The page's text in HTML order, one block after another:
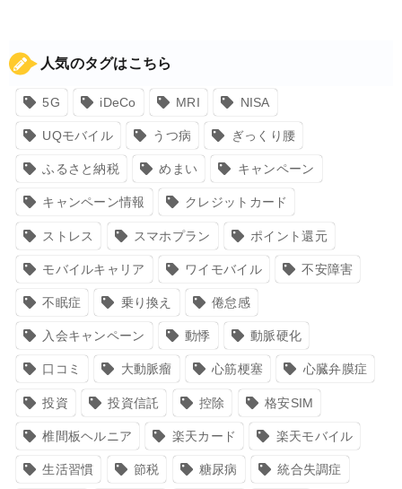
人気のタグはこちら
5G iDeCo MRI NISA
UQモバイル うつ病 ぎっくり腰
ふるさと納税 めまい キャンペーン
キャンペーン情報 クレジットカード
ストレス スマホプラン ポイント還元
モバイルキャリア ワイモバイル 不安障害
不眠症 乗り換え 倦怠感
入会キャンペーン 動悸 動脈硬化
口コミ 大動脈瘤 心筋梗塞 心臓弁膜症
投資 投資信託 控除 格安SIM
椎間板ヘルニア 楽天カード 楽天モバイル
生活習慣 節税 糖尿病 統合失調症